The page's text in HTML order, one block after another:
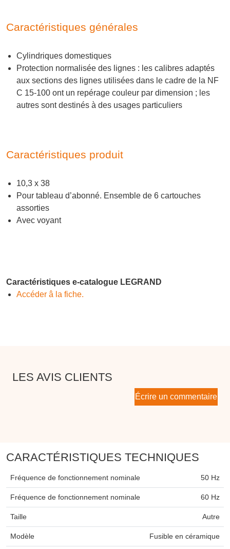
Caractéristiques générales
Cylindriques domestiques
Protection normalisée des lignes : les calibres adaptés
aux sections des lignes utilisées dans le cadre de la NF
C 15-100 ont un repérage couleur par dimension ; les
autres sont destinés à des usages particuliers
Caractéristiques produit
10,3 x 38
Pour tableau d’abonné. Ensemble de 6 cartouches
assorties
Avec voyant
Caractéristiques e-catalogue LEGRAND
Accéder â la fiche.
LES AVIS CLIENTS
Écrire un commentaire
CARACTÉRISTIQUES TECHNIQUES
Fréquence de fonctionnement nominale 50 Hz
Fréquence de fonctionnement nominale 60 Hz
Taille Autre
Modèle Fusible en céramique